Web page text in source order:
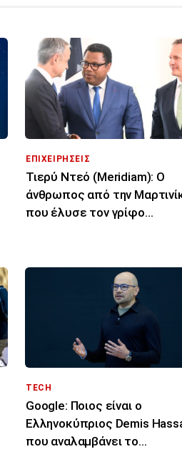
ΕΠΙΧΕΙΡΗΣΕΙΣ
Τιερύ Ντεό (Meridiam): Ο
άνθρωπος από την
που έλυσε τον γρίφο
TECH
Google: Ποιος είναι ο
Ελληνοκύπριος Demis
που αναλαμβάνει το